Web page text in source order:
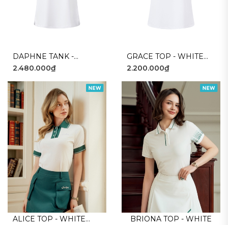
DAPHNE TANK -
WHITE GREEN
2.480.000₫
GRACE TOP - WHITE
BLACK
2.200.000₫
ALICE TOP - WHITE
BRIONA TOP - WHITE